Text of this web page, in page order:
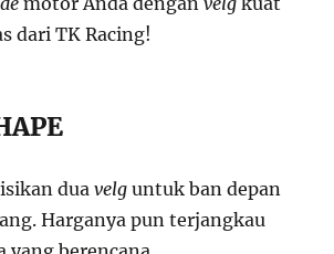
dari TK Racing!
duavelg untuk ban depan
Harganya pun terjangkau